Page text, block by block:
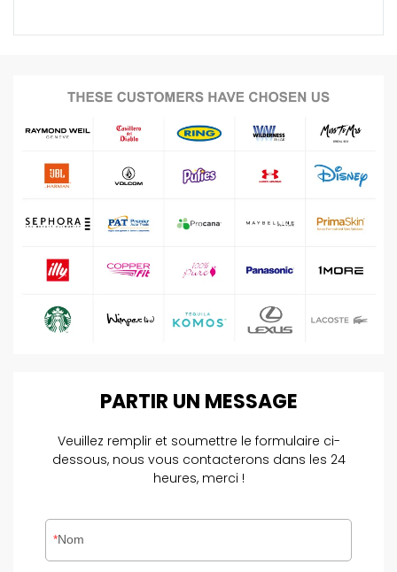
PARTIR UN MESSAGE
Veuillez remplir et soumettre le formulaire ci-
dessous, nous vous contacterons dans les 24
heures, merci !
Nom